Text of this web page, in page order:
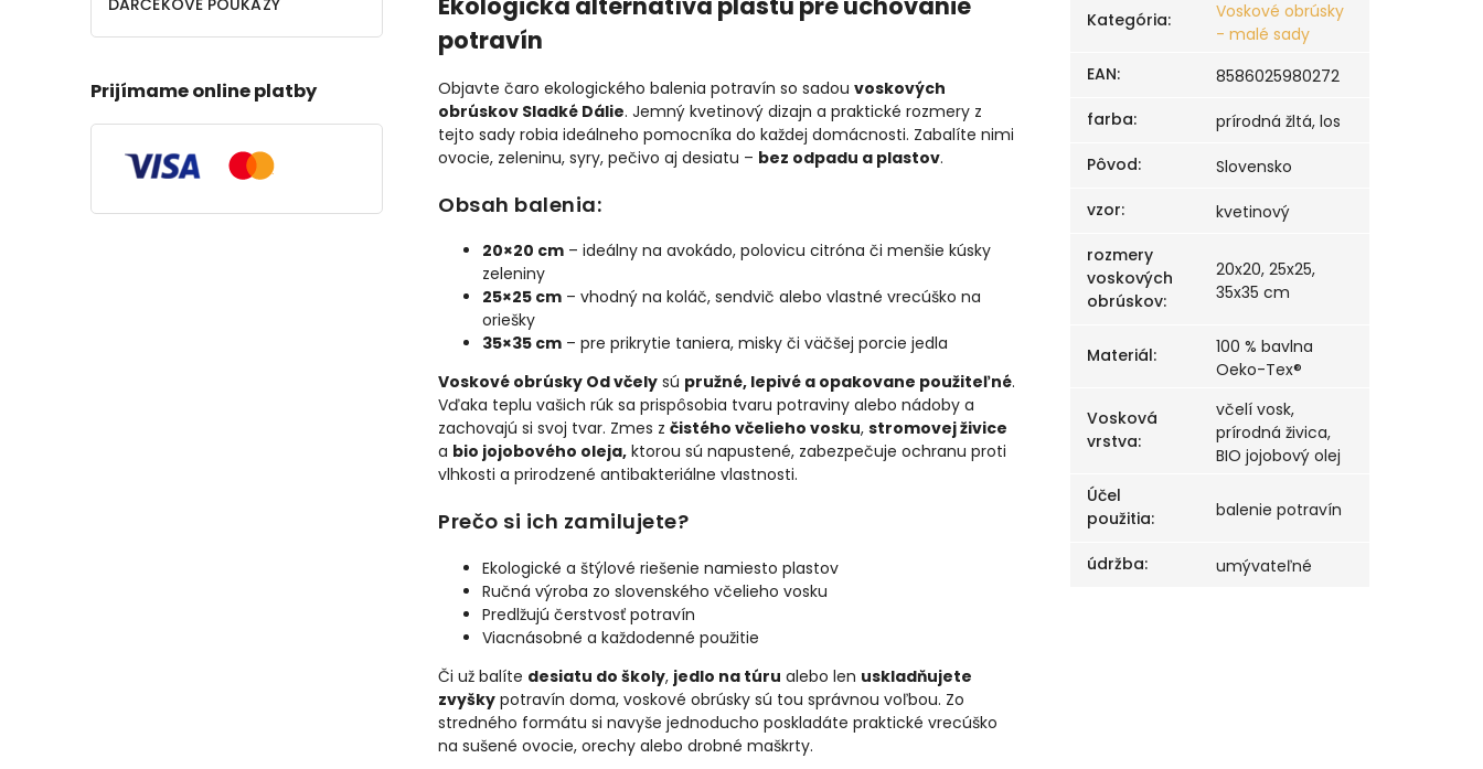
Prijímame online platby
Ekologická alternatíva plastu pre uchovanie
potravín
Objavte čaro ekologického balenia potravín so sadou voskových
obrúskov Sladké Dálie. Jemný kvetinový dizajn a praktické rozmery z
tejto sady robia ideálneho pomocníka do každej domácnosti. Zabalíte nimi
ovocie, zeleninu, syry, pečivo aj desiatu – bez odpadu a plastov.
Obsah balenia:
20×20 cm – ideálny na avokádo, polovicu citróna či menšie kúsky
zeleniny
25×25 cm – vhodný na koláč, sendvič alebo vlastné vrecúško na
oriešky
35×35 cm – pre prikrytie taniera, misky či väčšej porcie jedla
Voskové obrúsky Od včely sú pružné, lepivé a opakovane použiteľné.
Vďaka teplu vašich rúk sa prispôsobia tvaru potraviny alebo nádoby a
zachovajú si svoj tvar. Zmes z čistého včelieho vosku, stromovej živice
a bio jojobového oleja, ktorou sú napustené, zabezpečuje ochranu proti
vlhkosti a prirodzené antibakteriálne vlastnosti.
Prečo si ich zamilujete?
Ekologické a štýlové riešenie namiesto plastov
Ručná výroba zo slovenského včelieho vosku
Predlžujú čerstvosť potravín
Viacnásobné a každodenné použitie
Či už balíte desiatu do školy, jedlo na túru alebo len uskladňujete
zvyšky potravín doma, voskové obrúsky sú tou správnou voľbou. Zo
stredného formátu si navyše jednoducho poskladáte praktické vrecúško
na sušené ovocie, orechy alebo drobné maškrty.
Kategória:
Voskové obrúsky
- malé sady
EAN:
8586025980272
farba:
prírodná žltá, los
Pôvod:
Slovensko
vzor:
kvetinový
rozmery
voskových
obrúskov:
20x20, 25x25,
35x35 cm
Materiál:
100 % bavlna
Oeko-Tex®
Vosková
vrstva:
včelí vosk,
prírodná živica,
BIO jojobový olej
Účel
použitia: balenie potravín
údržba: umývateľné